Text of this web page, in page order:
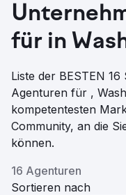
für in
Liste der BESTEN
Agenturen für ,
kompetentesten
Community, an die
können.
16 Agenturen
Sortieren nach